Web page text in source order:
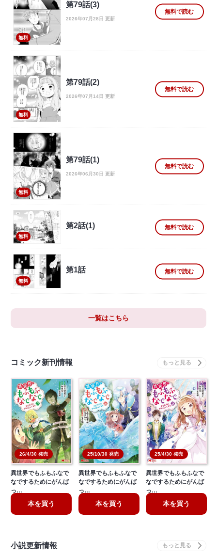
無料
第79話(3)
2026年07月28日 更新
無料で読む
無料
第79話(2)
2026年07月14日 更新
無料で読む
無料
第79話(1)
2026年06月30日 更新
無料で読む
無料
第2話(1) 無料で読む
無料
第1話 無料で読む
一覧はこちら
コミック新刊情報
26/4/30 発売
異世界でもふもふなで
なでするためにがんば
っ…
本を買う
25/10/30 発売
異世界でもふもふなで
なでするためにがんば
っ…
本を買う
25/4/30 発売
異世界でもふもふなで
なでするためにがんば
っ…
本を買う
小説更新情報